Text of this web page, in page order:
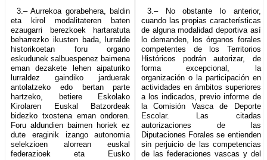
3.– Aurrekoa gorabehera, baldin
eta kirol modalitateren baten
ezaugarri berezkoek hartaratuta
beharrezko ikusten bada, lurralde
historikoetan foru organo
eskudunek salbuespenez baimena
eman dezakete lehen aipaturiko
lurraldez gaindiko jarduerak
antolatzeko edo bertan parte
hartzeko, betiere Eskolako
Kirolaren Euskal Batzordeak
bidezko txostena eman ondoren.
Foru aldundien baimen horiek ez
dute eraginik izango autonomia
selekzioen alorrean euskal
federazioek eta Eusko
3.– No obstante lo anterior,
cuando las propias características
de alguna modalidad deportiva así
lo demanden, los órganos forales
competentes de los Territorios
Históricos podrán autorizar, de
forma excepcional, la
organización o la participación en
actividades en ámbitos superiores
a los indicados, previo informe de
la Comisión Vasca de Deporte
Escolar. Las citadas
autorizaciones de las
Diputaciones Forales se entienden
sin perjuicio de las competencias
de las federaciones vascas y del